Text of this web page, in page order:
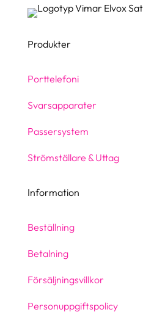
Produkter
Porttelefoni
Svarsapparater
Passersystem
Strömställare & Uttag
Information
Beställning
Betalning
Försäljningsvillkor
Personuppgiftspolicy